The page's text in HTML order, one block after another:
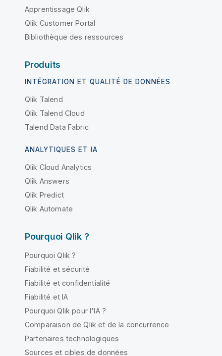
Apprentissage Qlik
Qlik Customer Portal
Bibliothèque des ressources
Produits
INTÉGRATION ET QUALITÉ DE DONNÉES
Qlik Talend
Qlik Talend Cloud
Talend Data Fabric
ANALYTIQUES ET IA
Qlik Cloud Analytics
Qlik Answers
Qlik Predict
Qlik Automate
Pourquoi Qlik ?
Pourquoi Qlik ?
Fiabilité et sécurité
Fiabilité et confidentialité
Fiabilité et IA
Pourquoi Qlik pour l'IA ?
Comparaison de Qlik et de la concurrence
Partenaires technologiques
Sources et cibles de données